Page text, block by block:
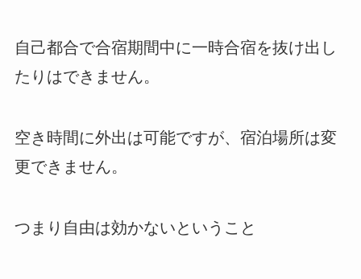
自己都合で合宿期間中に一時合宿を抜け出し
たりはできません。
空き時間に外出は可能ですが、宿泊場所は変
更できません。
つまり自由は効かないということ